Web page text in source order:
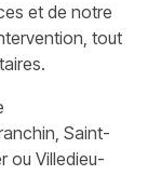
et de notre
tout
Saint-
ou Villedieu-